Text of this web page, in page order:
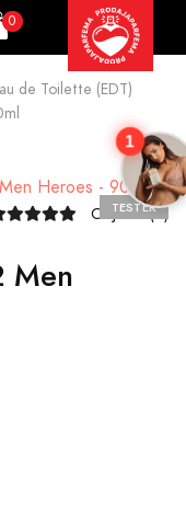
0
de Toilette (EDT)
TESTER
Ocjene (5)
Men
1